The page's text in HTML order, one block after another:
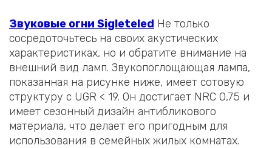
Звуковые огни Sigleteled Не только
сосредоточьтесь на своих акустических
характеристиках, но и обратите внимание на
внешний вид ламп. Звукопоглощающая лампа,
показанная на рисунке ниже, имеет сотовую
структуру с UGR < 19. Он достигает NRC 0,75 и
имеет сезонный дизайн антибликового
материала, что делает его пригодным для
использования в семейных жилых комнатах.